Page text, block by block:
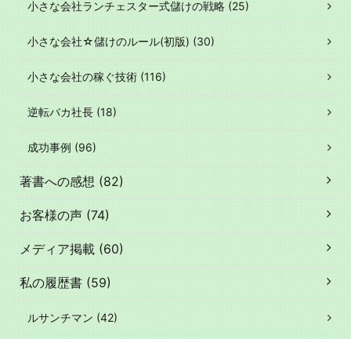
小さな会社ランチェスター式儲けの戦略 (25)
小さな会社☆儲けのルール(初版) (30)
小さな会社の稼ぐ技術 (116)
逆転バカ社長 (18)
成功事例 (96)
著書への感想 (82)
お客様の声 (74)
メディア掲載 (60)
私の履歴書 (59)
ルサンチマン (42)